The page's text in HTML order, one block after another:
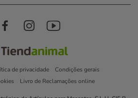
de privacidade
Condições gerais
Livro de Reclamações online